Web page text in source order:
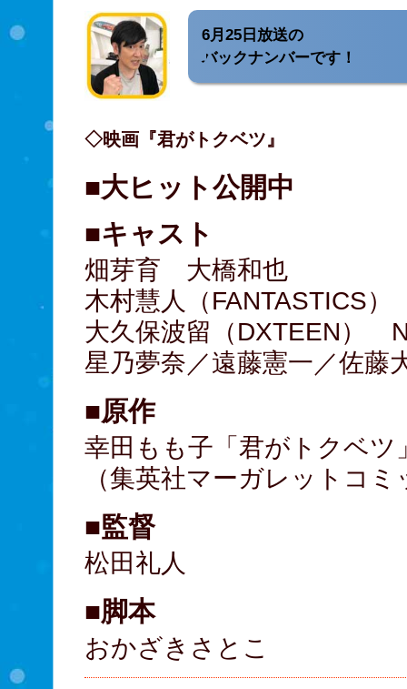
6月25日放送の
バックナンバーです！
◇映画『君がトクベツ』
■大ヒット公開中
■キャスト
畑芽育 大橋和也
木村慧人（FANTASTICS
大久保波留（DXTEEN）
星乃夢奈／遠藤憲一／佐藤
■原作
幸田もも子「君がトクベツ
（集英社マーガレットコ
■監督
松田礼人
■脚本
おかざきさとこ